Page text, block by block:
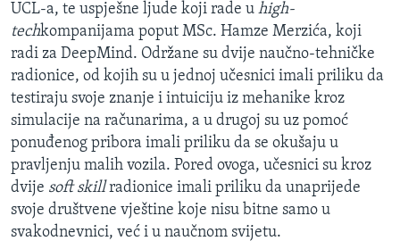
UCL-a, te uspješne ljude koji rade u high-
techkompanijama poput MSc. Hamze Merzića, koji
radi za DeepMind. Održane su dvije naučno-tehničke
radionice, od kojih su u jednoj učesnici imali priliku da
testiraju svoje znanje i intuiciju iz mehanike kroz
simulacije na računarima, a u drugoj su uz pomoć
ponuđenog pribora imali priliku da se okušaju u
pravljenju malih vozila. Pored ovoga, učesnici su kroz
dvije soft skillradionice imali priliku da unaprijede
svoje društvene vještine koje nisu bitne samo u
svakodnevnici, već i u naučnom svijetu.